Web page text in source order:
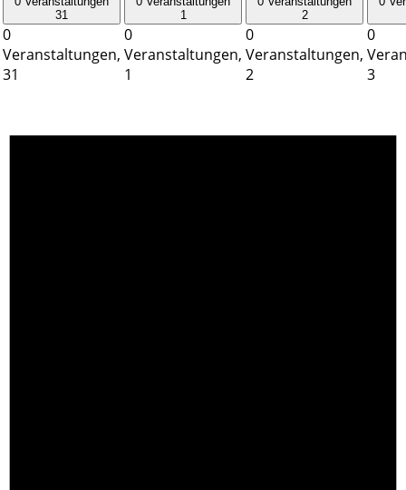
31
0
Veranstaltungen,
31
1
0
Veranstaltungen,
1
2
0
Veranstaltungen,
2
0
3